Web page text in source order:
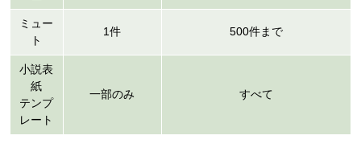
ミュー
ト
1件 500件まで
小説表
紙
テンプ
レート
一部のみ すべて